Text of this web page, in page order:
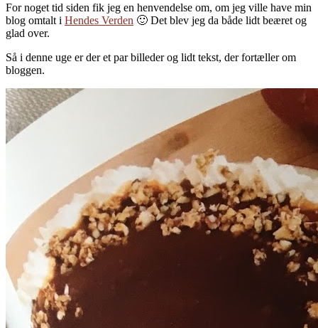
For noget tid siden fik jeg en henvendelse om, om jeg ville have min
blog omtalt i Hendes Verden 🙂 Det blev jeg da både lidt beæret og
glad over.
Så i denne uge er der et par billeder og lidt tekst, der fortæller om
bloggen.